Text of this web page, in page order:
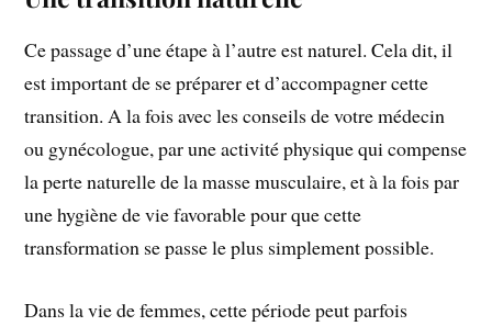
Ce passage d’une étape à l’autre est naturel. Cela dit, il
est important de se préparer et d’accompagner cette
transition. A la fois avec les conseils de votre médecin
ou gynécologue, par une activité physique qui compense
la perte naturelle de la masse musculaire, et à la fois par
une hygiène de vie favorable pour que cette
transformation se passe le plus simplement possible.
Dans la vie de femmes, cette période peut parfois